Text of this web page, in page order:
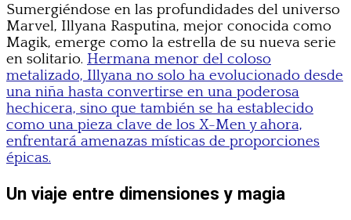
Sumergiéndose en las profundidades del universo
Marvel, Illyana Rasputina, mejor conocida como
Magik, emerge como la estrella de su nueva serie
en solitario. Hermana menor del coloso
metalizado, Illyana no solo ha evolucionado desde
una niña hasta convertirse en una poderosa
hechicera, sino que también se ha establecido
como una pieza clave de los X-Men y ahora,
enfrentará amenazas místicas de proporciones
épicas.
Un viaje entre dimensiones y magia